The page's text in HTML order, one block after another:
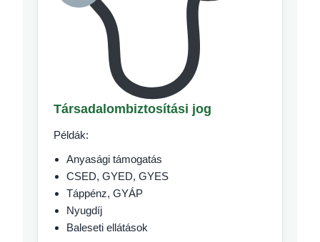
Társadalombiztosítási jog
Példák:
Anyasági támogatás
CSED, GYED, GYES
Táppénz, GYÁP
Nyugdíj
Baleseti ellátások